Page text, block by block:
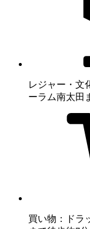
レジャー・文
ーラム南太田
買い物：ドラ